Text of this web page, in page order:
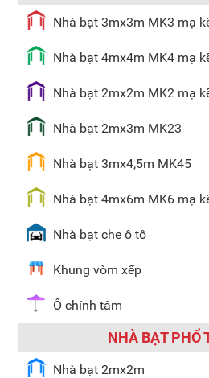
Nhà bạt 3mx3m MK3 mạ
Nhà bạt 4mx4m MK4 mạ
Nhà bạt 2mx2m MK2 mạ
Nhà bạt 2mx3m MK23
Nhà bạt 3mx4,5m MK45
Nhà bạt 4mx6m MK6 mạ
Nhà bạt che ô tô
Khung vòm xếp
Ô chính tâm
NHÀ BẠT PHỔ
Nhà bạt 2mx2m